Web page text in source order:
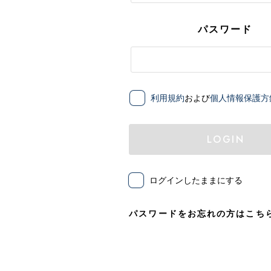
パスワード
利用規約および個人情報保護方
LOGIN
ログインしたままにする
パスワードをお忘れの方はこち